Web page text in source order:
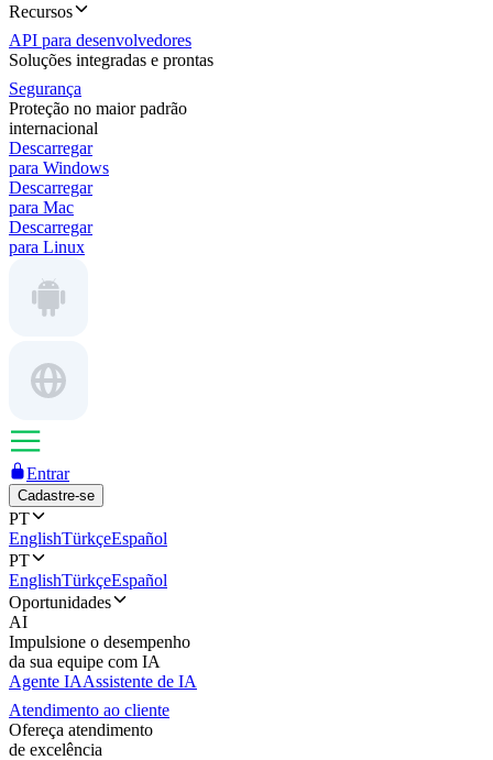
Recursos
API para desenvolvedores
Soluções integradas e prontas
Segurança
Proteção no maior padrão
internacional
Descarregar
para Windows
Descarregar
para Mac
Descarregar
para Linux
Entrar
Cadastre-se
PT
EnglishTürkçeEspañol
PT
EnglishTürkçeEspañol
Oportunidades
AI
Impulsione o desempenho
da sua equipe com IA
Agente IAAssistente de IA
Atendimento ao cliente
Ofereça atendimento
de excelência